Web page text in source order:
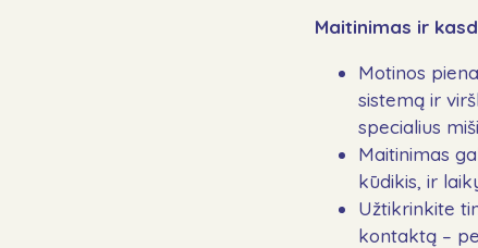
Maitinimas ir
Motinos
sistemą ir
specialius
Maitinimas
kūdikis, ir
Užtikrinkite
kontaktą –